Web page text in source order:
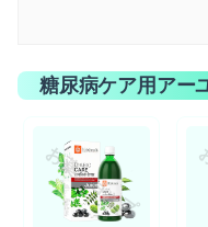
糖尿病ケア用アー
お薬ショップ